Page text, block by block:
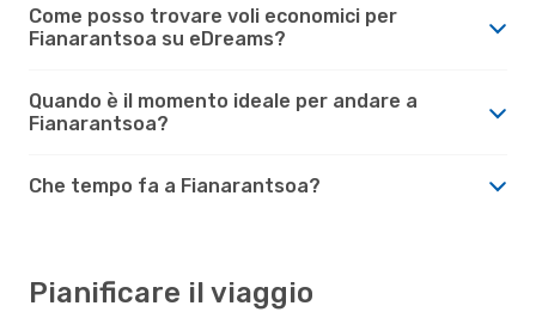
Come posso trovare voli economici per
Fianarantsoa su eDreams?
Quando è il momento ideale per andare a
Fianarantsoa?
Che tempo fa a Fianarantsoa?
Pianificare il viaggio